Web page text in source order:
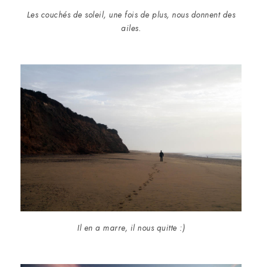
Les couchés de soleil, une fois de plus, nous donnent des
ailes.
Il en a marre, il nous quitte :)